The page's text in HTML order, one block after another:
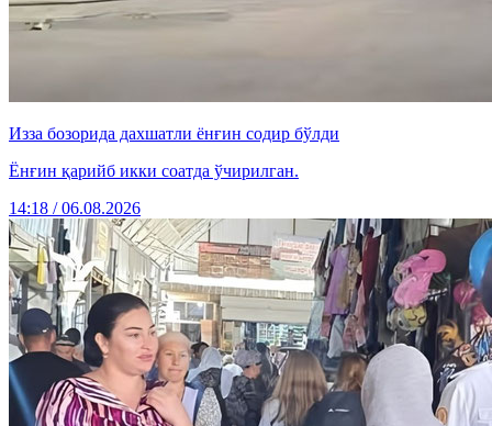
Изза бозорида дахшатли ёнғин содир бўлди
Ёнғин қарийб икки соатда ўчирилган.
14:18 / 06.08.2026